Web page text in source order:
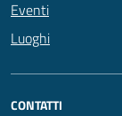
Eventi
Luoghi
CONTATTI